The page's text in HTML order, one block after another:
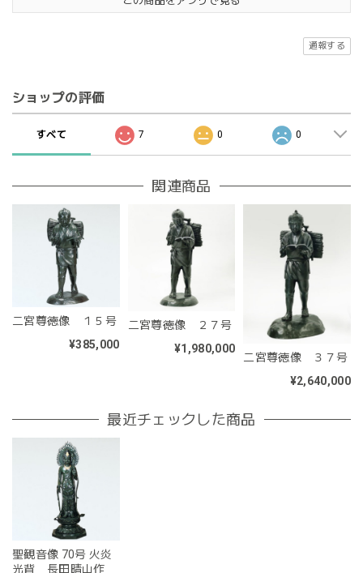
通報する
ショップの評価
すべて 7 0 0
関連商品
二宮尊徳像 １５号
¥385,000
二宮尊徳像 ２７号
¥1,980,000
二宮尊徳像 ３７号
¥2,640,000
最近チェックした商品
聖観音像 70号 火炎
光背 長田晴山作